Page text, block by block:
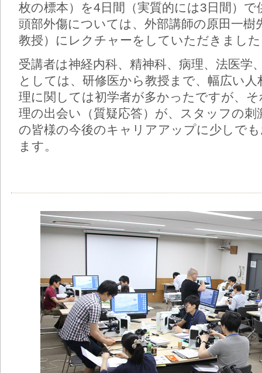
枚の標本）を4日間（実質的には3日間）
頭部外傷については、外部講師の原田一樹
教授）にレクチャーをしていただきまし
受講者は神経内科、精神科、病理、法医学
としては、研修医から教授まで、幅広い
理に関しては初学者が多かったですが、
理の出会い（質疑応答）が、スタッフの
の皆様の今後のキャリアアップに少しで
ます。